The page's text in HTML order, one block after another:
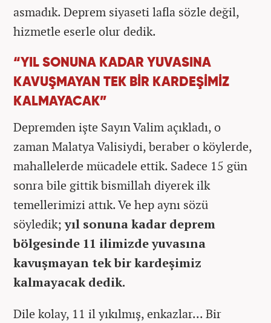
asmadık. Deprem siyaseti lafla sözle değil,
hizmetle eserle olur dedik.
“YIL SONUNA KADAR YUVASINA
KAVUŞMAYAN TEK BİR KARDEŞİMİZ
KALMAYACAK”
Depremden işte Sayın Valim açıkladı, o
zaman Malatya Valisiydi, beraber o köylerde,
mahallelerde mücadele ettik. Sadece 15 gün
sonra bile gittik bismillah diyerek ilk
temellerimizi attık. Ve hep aynı sözü
söyledik;yıl sonuna kadar deprem
bölgesinde 11 ilimizde yuvasına
kavuşmayan tek bir kardeşimiz
kalmayacak dedik.
Dile kolay, 11 il yıkılmış, enkazlar... Bir